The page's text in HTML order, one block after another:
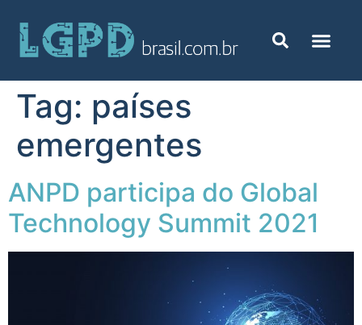
Tag: países
emergentes
ANPD participa do Global
Technology Summit 2021